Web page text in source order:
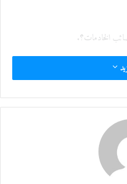
الخادمات؟.
في البيت.
ووقتها قومي بالمهمة. .
وقد كلمت صاحبة المحل المعروف،
السلم، والقلق مما تقدم عليه أيضاً.